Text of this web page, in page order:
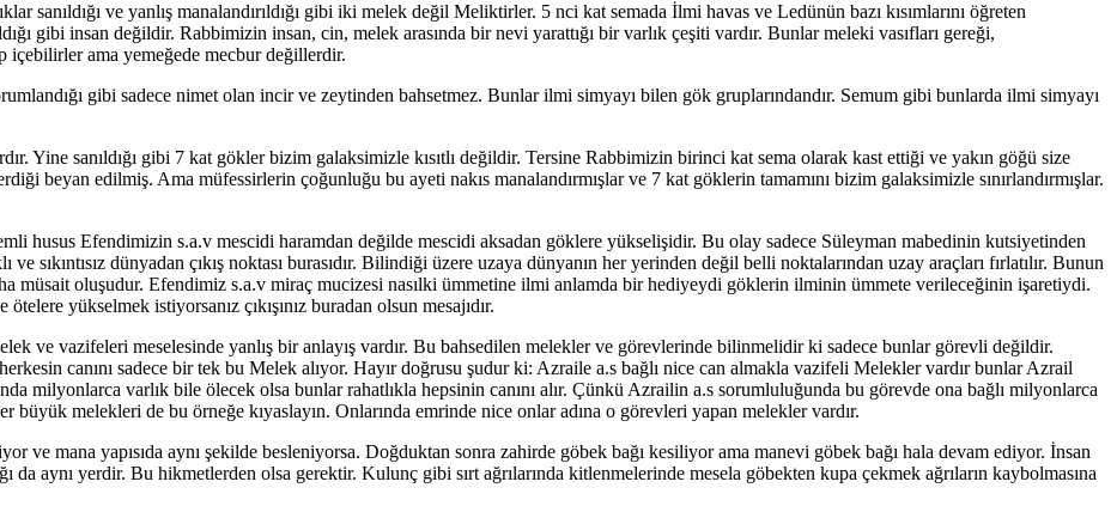
ve yanlış manalandırıldığı gibi iki melek değil Meliktirler. 5 nci kat semada İlmi havas ve Ledünün bazı kısımlarını öğreten
gibi insan değildir. Rabbimizin insan, cin, melek arasında bir nevi yarattığı bir varlık çeşiti vardır. Bunlar meleki vasıfları gereği,
ama yemeğede mecbur değillerdir.
gibi sadece nimet olan incir ve zeytinden bahsetmez. Bunlar ilmi simyayı bilen gök gruplarındandır. Semum gibi bunlarda ilmi simyayı
Yine sanıldığı gibi 7 kat gökler bizim galaksimizle kısıtlı değildir. Tersine Rabbimizin birinci kat sema olarak kast ettiği ve yakın göğü size
beyan edilmiş. Ama müfessirlerin çoğunluğu bu ayeti nakıs manalandırmışlar ve 7 kat göklerin tamamını bizim galaksimizle sınırlandırmışlar.
husus Efendimizin s.a.v mescidi haramdan değilde mescidi aksadan göklere yükselişidir. Bu olay sadece Süleyman mabedinin kutsiyetinden
sıkıntısız dünyadan çıkış noktası burasıdır. Bilindiği üzere uzaya dünyanın her yerinden değil belli noktalarından uzay araçları fırlatılır. Bunun
müsait oluşudur. Efendimiz s.a.v miraç mucizesi nasılki ümmetine ilmi anlamda bir hediyeydi göklerin ilminin ümmete verileceğinin işaretiydi.
yükselmek istiyorsanız çıkışınız buradan olsun mesajıdır.
ve vazifeleri meselesinde yanlış bir anlayış vardır. Bu bahsedilen melekler ve görevlerinde bilinmelidir ki sadece bunlar görevli değildir.
canını sadece bir tek bu Melek alıyor. Hayır doğrusu şudur ki: Azraile a.s bağlı nice can almakla vazifeli Melekler vardır bunlar Azrail
milyonlarca varlık bile ölecek olsa bunlar rahatlıkla hepsinin canını alır. Çünkü Azrailin a.s sorumluluğunda bu görevde ona bağlı milyonlarca
büyük melekleri de bu örneğe kıyaslayın. Onlarında emrinde nice onlar adına o görevleri yapan melekler vardır.
ve mana yapısıda aynı şekilde besleniyorsa. Doğduktan sonra zahirde göbek bağı kesiliyor ama manevi göbek bağı hala devam ediyor. İnsan
da aynı yerdir. Bu hikmetlerden olsa gerektir. Kulunç gibi sırt ağrılarında kitlenmelerinde mesela göbekten kupa çekmek ağrıların kaybolmasına